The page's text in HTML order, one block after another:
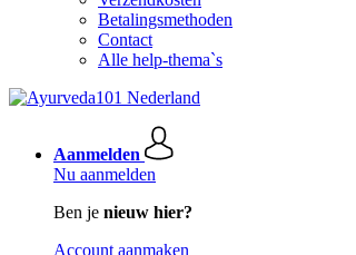
Betalingsmethoden
Contact
Alle help-thema`s
Aanmelden
Nu aanmelden
Ben je nieuw hier?
Account aanmaken